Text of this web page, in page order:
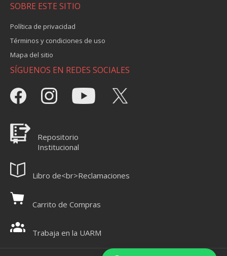
SOBRE ESTE SITIO
Política de privacidad
Términos y condiciones de uso
Mapa del sitio
SÍGUENOS EN REDES SOCIALES
Repositorio
Institucional
Libro de<br>Reclamaciones
Carrito de Compras
Trabaja en la UARM